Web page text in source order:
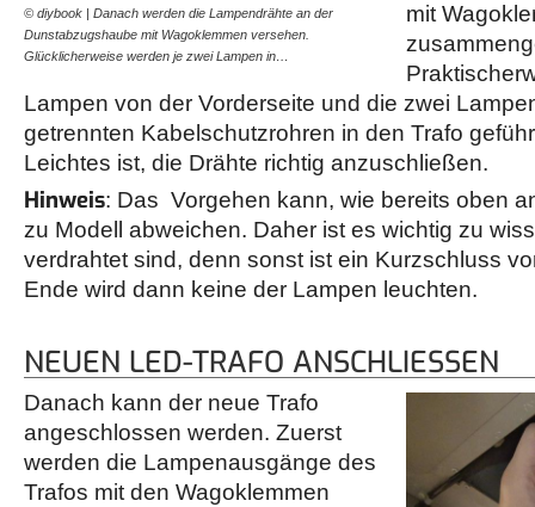
© diybook | Danach werden die Lampendrähte an der
Dunstabzugshaube mit Wagoklemmen versehen.
Glücklicherweise werden je zwei Lampen in…
© diybook | Die
neuen Trafo…
mit
Lampen von der Vorderseite und die zwei
getrennten Kabelschutzrohren in den Trafo
Leichtes ist, die Drähte richtig anzuschließen.
Hinweis: Das Vorgehen kann, wie bereits oben
zu Modell abweichen. Daher ist es wichtig zu
verdrahtet sind, denn sonst ist ein Kurzschluss
Ende wird dann keine der Lampen leuchten.
NEUEN LED-TRAFO ANSCHLIESSEN
Danach kann der neue Trafo
angeschlossen werden. Zuerst
werden die Lampenausgänge des
Trafos mit den Wagoklemmen